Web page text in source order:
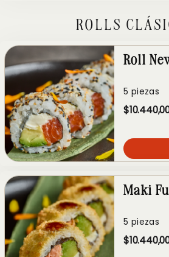
ROLLS
Roll
5 piezas
Maki
5 piezas